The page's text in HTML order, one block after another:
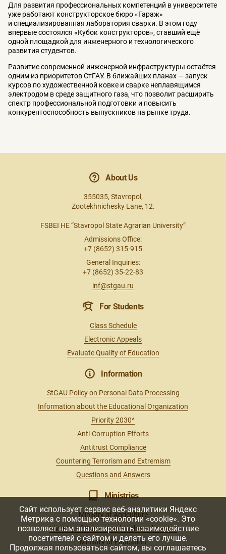
Для развития профессиональных компетенций в университете
уже работают конструкторское бюро «Гараж»
и специализированная лаборатория сварки. В этом году
впервые состоялся «Кубок конструкторов», ставший ещё
одной площадкой для инженерного и технологического
развития студентов.
Развитие современной инженерной инфраструктуры остаётся
одним из приоритетов СтГАУ. В ближайших планах — запуск
курсов по художественной ковке и сварке неплавящимся
электродом в среде защитного газа, что позволит расширить
спектр профессиональной подготовки и повысить
конкурентоспособность выпускников на рынке труда.
About Us
355035, Stavropol,
Zootekhnichesky Lane, 12.
FSBEI HE “Stavropol State Agrarian University”
Admissions Office:
+7 (8652) 315-915
General Inquiries:
+7 (8652) 35-22-83
inf@stgau.ru
For Students
Class Schedule
Electronic Appeals
Evaluate Quality of Education
Information
StGAU Policy on Personal Data Processing
Information about the Educational Organization
Priority 2030^
Anti-Corruption Efforts
Antitrust Compliance
Countering Terrorism and Extremism
Questions and Answers
Ministries
Ministry of Agriculture
Ministry of Science and Higher Education
Ministry of Education
Сайт использует сервис веб-аналитики Яндекс
Метрика с помощью технологии «cookie». Это
позволяет нам анализировать взаимодействие
посетителей с сайтом и делать его лучше.
Продолжая пользоваться сайтом, вы соглашаетесь